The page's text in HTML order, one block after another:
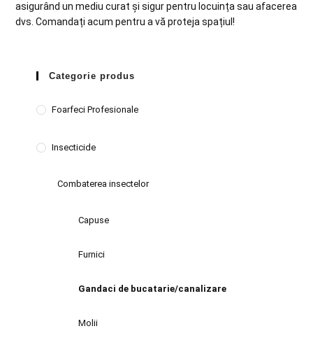
asigurând un mediu curat și sigur pentru locuința sau afacerea
dvs. Comandați acum pentru a vă proteja spațiul!
Categorie produs
Foarfeci Profesionale
Insecticide
Combaterea insectelor
Capuse
Furnici
Gandaci de bucatarie/canalizare
Molii